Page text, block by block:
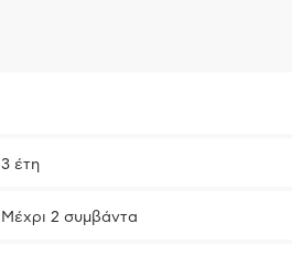
3 έτη
Μέχρι 2 συμβάντα